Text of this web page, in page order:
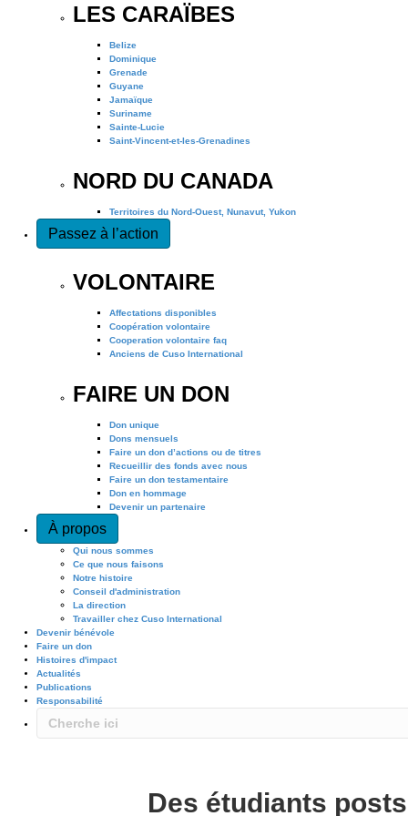
LES CARAÏBES
Belize
Dominique
Grenade
Guyane
Jamaïque
Suriname
Sainte-Lucie
Saint-Vincent-et-les-Grenadines
NORD DU CANADA
Territoires du Nord-Ouest, Nunavut, Yukon
Passez à l’action
VOLONTAIRE
Affectations disponibles
Coopération volontaire
Cooperation volontaire faq
Anciens de Cuso International
FAIRE UN DON
Don unique
Dons mensuels
Faire un don d’actions ou de titres
Recueillir des fonds avec nous
Faire un don testamentaire
Don en hommage
Devenir un partenaire
À propos
Qui nous sommes
Ce que nous faisons
Notre histoire
Conseil d'administration
La direction
Travailler chez Cuso International
Devenir bénévole
Faire un don
Histoires d'impact
Actualités
Publications
Responsabilité
Des étudiants